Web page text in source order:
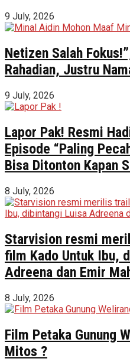
9 July, 2026
Netizen Salah
Rahadian, Justru
9 July, 2026
Lapor Pak! Resmi
Episode “Paling
Bisa Ditonton Kapan
8 July, 2026
Starvision resmi
film Kado Untuk Ibu,
Adreena dan Emir
8 July, 2026
Film Petaka Gunung
Mitos ?